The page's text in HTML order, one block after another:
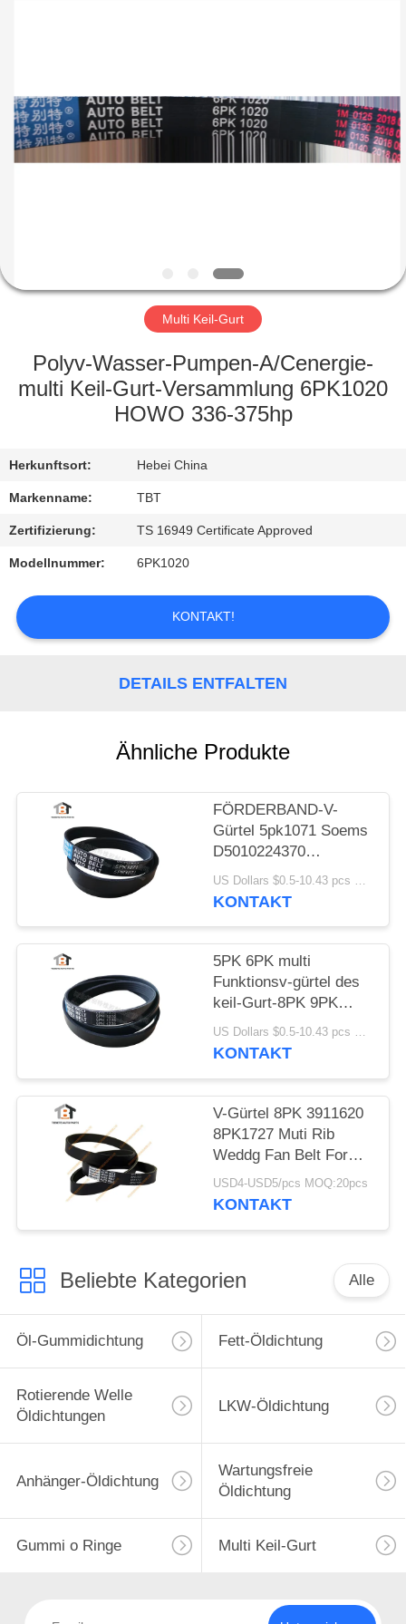
HAUS
PRODUKTE
FABRIK-
QUALITÄTSKONTROLLE
SIE
MIT
UNS
IN
VERBINDUNG
NACHRICHTEN
Rights
Reserved.
Multi Keil-Gurt
Polyv-Wasser-Pumpen-A/Cenergie-
multi Keil-Gurt-Versammlung 6PK1020
HOWO 336-375hp
Herkunftsort: Hebei China
Markenname: TBT
Zertifizierung: TS 16949 Certificate Approved
Modellnummer: 6PK1020
KONTAKT!
DETAILS ENTFALTEN
Ähnliche Produkte
FÖRDERBAND-V-
Gürtel 5pk1071 Soems
D5010224370
Multifunktions
US Dollars $0.5-10.43 pcs MOQ:50 Stücke
KONTAKT
5PK 6PK multi
Funktionsv-gürtel des
keil-Gurt-8PK 9PK
10pk 15PK
US Dollars $0.5-10.43 pcs MOQ:50 Stücke
KONTAKT
V-Gürtel 8PK 3911620
8PK1727 Muti Rib
Weddg Fan Belt For
Cummins Engine
USD4-USD5/pcs MOQ:20pcs
KONTAKT
Beliebte Kategorien Alle
Öl-Gummidichtung Fett-Öldichtung
Rotierende Welle
Öldichtungen
LKW-Öldichtung
Anhänger-Öldichtung
Wartungsfreie
Öldichtung
Gummi o Ringe Multi Keil-Gurt